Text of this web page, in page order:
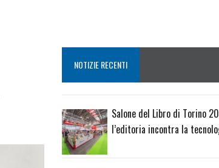
NOTIZIE RECENTI
Salone del Libro di Torino
l’editoria incontra la